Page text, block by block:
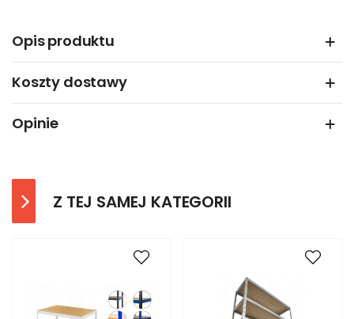
Opis produktu
Koszty dostawy
Opinie
Z TEJ SAMEJ KATEGORII